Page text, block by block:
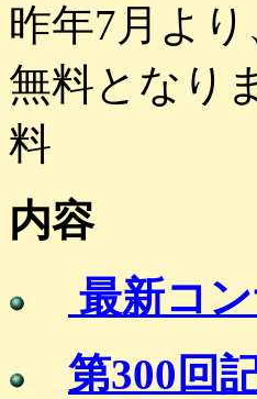
昨年7月よ
無料となり
料
内容
最新コ
第300回